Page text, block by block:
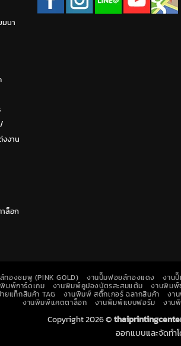
นา
/
งงาน
ล็อก
ทองชมพู (PINK GOLD) งานปั๊มฟอยล์ทองแดง งาน
มพ์การ์ดเกม งานพิมพ์คูปองบัตรสะสมแต้ม งานพิมพ์
ยแท็กสินค้า TAG งานพิมพ์ สติ๊กเกอร์ ฉลากสินค้า งา
งานพิมพ์แคตตาล็อก งานพิมพ์แบบฟอร์ม งาน
Copyright 2026 ©
ออกแบบและจัดทำ